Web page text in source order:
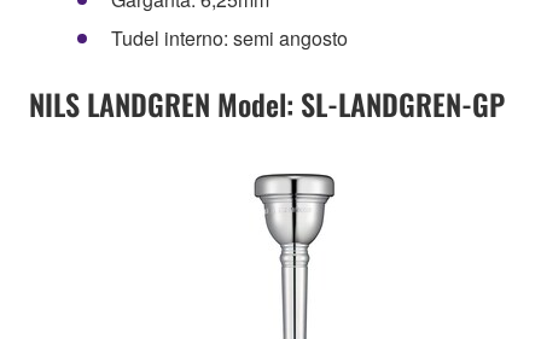
Tudel interno: semi angosto
NILS LANDGREN Model: SL-LANDGREN-GP